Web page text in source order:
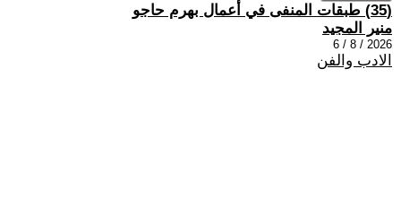
(35) طبقات المنفى في أعمال بهرم حاجو
منير المجيد
2026 / 8 / 6
الادب والفن